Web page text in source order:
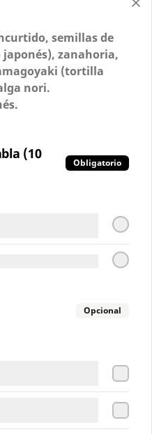
semillas de
zanahoria,
(tortilla
nori.
(10
Obligatorio
Opcional